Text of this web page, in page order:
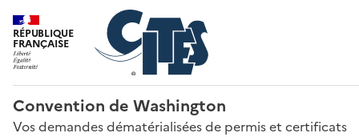
RÉPUBLIQUE
FRANÇAISE
Convention de Washington
Vos demandes dématérialisées de permis et certificats